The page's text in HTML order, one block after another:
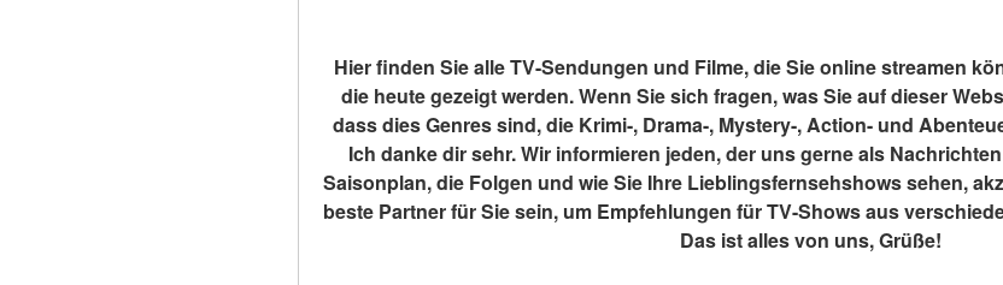
Hier finden Sie alle TV-Sendungen und Filme, die Sie online streamen
die heute gezeigt werden. Wenn Sie sich fragen, was Sie auf dieser
dass dies Genres sind, die Krimi-, Drama-, Mystery-, Action- und
Ich danke dir sehr. Wir informieren jeden, der uns gerne als
Saisonplan, die Folgen und wie Sie Ihre Lieblingsfernsehshows sehen,
beste Partner für Sie sein, um Empfehlungen für TV-Shows aus
Das ist alles von uns, Grüße!